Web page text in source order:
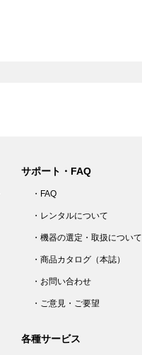
サポート・FAQ
・FAQ
・レンタルについて
・機器の選定・取扱について
・商品カタログ（本誌）
・お問い合わせ
・ご意見・ご要望
各種サービス